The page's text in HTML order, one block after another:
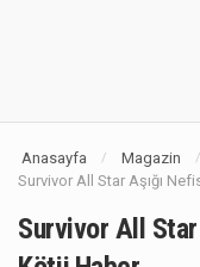
Anasayfa / Magazin /
Survivor All Star Aşığı
Survivor All Star